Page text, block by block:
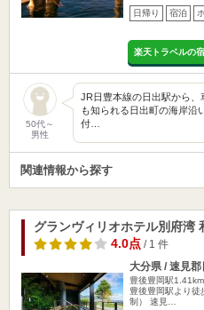
日帰り 宿泊
楽天トラベルの
50代～
男性
JR日豊本線の日出駅から、
も知られる日出町の海岸沿
付…
関連情報から探す
グランヴィリオホテル別府湾
4.0点/ 1 件
大分県 / 速見
豊後豊岡駅1.41km
豊後豊岡駅より
制） 速見…